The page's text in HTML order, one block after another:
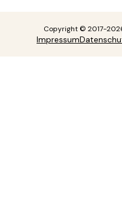
Copyright © 2017-
Impressum